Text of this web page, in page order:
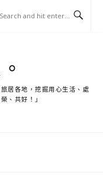
居各地，挖掘用心生活、處
、共好！」